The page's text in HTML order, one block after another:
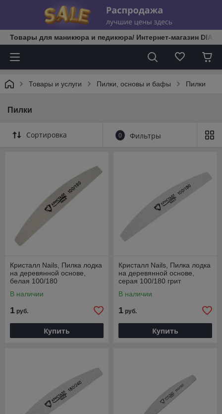
Товары для маникюра и педикюра/ Интернет-магазин
Товары и услуги Пилки, основы и бафы Пилки
Пилки
Сортировка 0 Фильтры
Кристалл Nails, Пилка лодка
на деревянной основе,
белая 100/180
В наличии
1 руб.
Купить
Кристалл Nails, Пилка лодка
на деревянной основе,
серая 100/180 грит
В наличии
1 руб.
Купить